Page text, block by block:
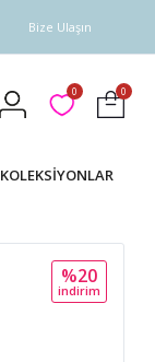
Bize Ulaşın
0 0
KOLEKSİYONLAR
%20
i̇ndi̇ri̇m